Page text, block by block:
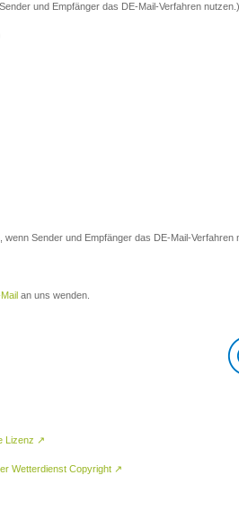
und Empfänger das DE-Mail-Verfahren nutzen.)
Sender und Empfänger das DE-Mail-Verfahren
an uns wenden.
Lizenz ↗
Wetterdienst Copyright ↗